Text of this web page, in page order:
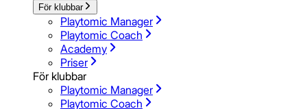
För klubbar
Playtomic Manager
Playtomic Coach
Academy
Priser
För klubbar
Playtomic Manager
Playtomic Coach